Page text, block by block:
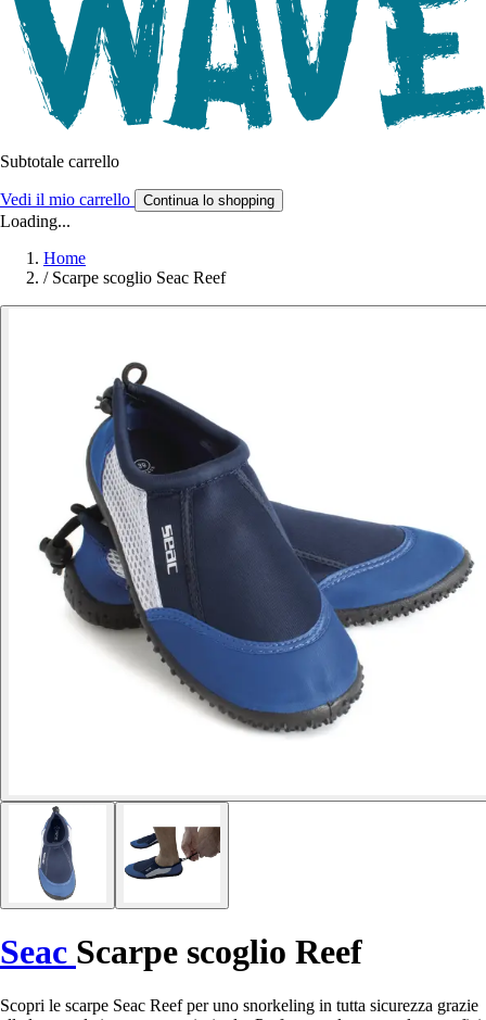
Subtotale carrello
Vedi il mio carrello Continua lo shopping
Loading...
Home
/ Scarpe scoglio Seac Reef
Seac Scarpe scoglio Reef
Scopri le scarpe Seac Reef per uno snorkeling in tutta sicurezza grazie